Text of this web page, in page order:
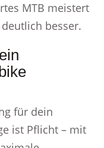
MTB meistert
besser.
für dein
ist Pflicht – mit